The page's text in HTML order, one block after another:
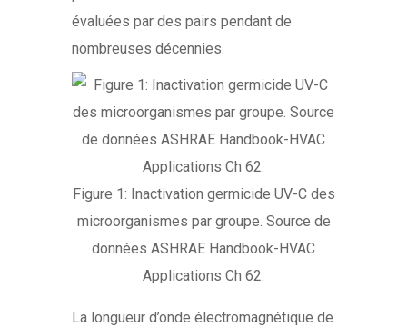
évaluées par des pairs pendant de
nombreuses décennies.
Figure 1: Inactivation germicide UV-C des
microorganismes par groupe. Source de
données ASHRAE Handbook-HVAC
Applications Ch 62.
La longueur d’onde électromagnétique de